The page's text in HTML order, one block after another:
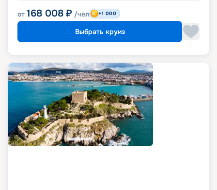
от 168 008 ₽ /чел +1 000
Выбрать круиз